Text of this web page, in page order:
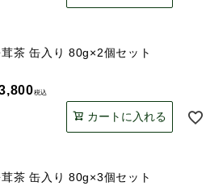
茶 缶入り 80g×2個セット
税込
カートに入れる
茶 缶入り 80g×3個セット